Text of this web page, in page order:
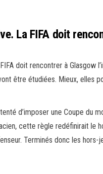
La FIFA doit
doit rencontrer à Glasgow
être étudiées. Mieux,
d’imposer une Coupe du
cette règle redéfinirait le
Terminés donc les